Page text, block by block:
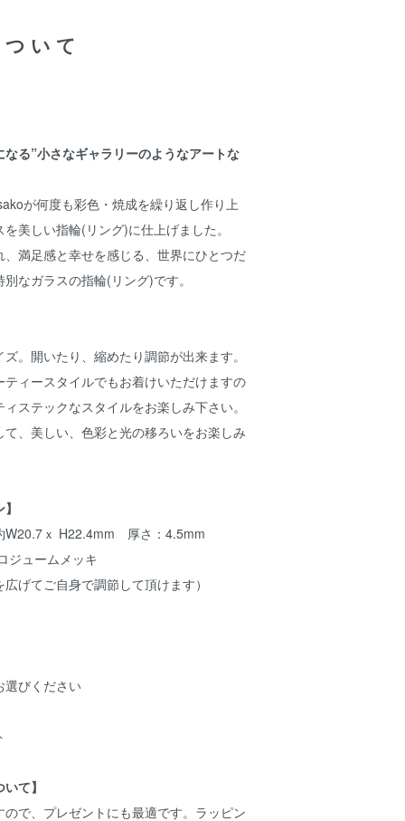
いて
る”小さなギャラリーのようなアートな
が何度も彩色・焼成を繰り返し作り上
美しい指輪(リング)に仕上げました。
満足感と幸せを感じる、世界にひとつだ
なガラスの指輪(リング)です。
。開いたり、縮めたり調節が出来ます。
ティースタイルでもお着けいただけますの
ステックなスタイルをお楽しみ下さい。
、美しい、色彩と光の移ろいをお楽しみ
W20.7ｘ H22.4mm 厚さ：4.5mm
ジュームメッキ
げてご自身で調節して頂けます）
選びください
て】
ので、プレゼントにも最適です。ラッピン